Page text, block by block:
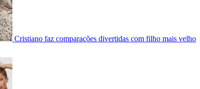
Cristiano faz comparações divertidas com filho mais velho